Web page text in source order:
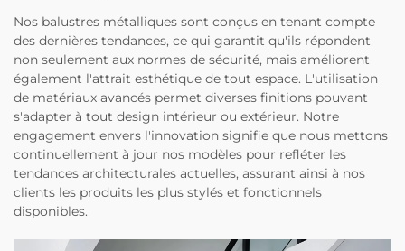
Nos balustres métalliques sont conçus en tenant compte
des dernières tendances, ce qui garantit qu'ils répondent
non seulement aux normes de sécurité, mais améliorent
également l'attrait esthétique de tout espace. L'utilisation
de matériaux avancés permet diverses finitions pouvant
s'adapter à tout design intérieur ou extérieur. Notre
engagement envers l'innovation signifie que nous mettons
continuellement à jour nos modèles pour refléter les
tendances architecturales actuelles, assurant ainsi à nos
clients les produits les plus stylés et fonctionnels
disponibles.